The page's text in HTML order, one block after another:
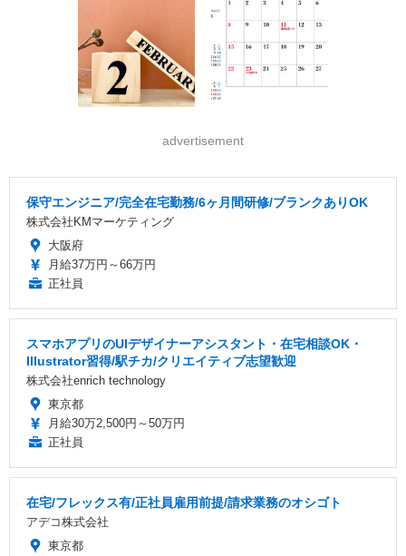
advertisement
保守エンジニア/完全在宅勤務/6ヶ月間研修/ブランクありOK
株式会社KMマーケティング
大阪府
月給37万円～66万円
正社員
スマホアプリのUIデザイナーアシスタント・在宅相談OK・
Illustrator習得/駅チカ/クリエイティブ志望歓迎
株式会社enrich technology
東京都
月給30万2,500円～50万円
正社員
在宅/フレックス有/正社員雇用前提/請求業務のオシゴト
アデコ株式会社
東京都